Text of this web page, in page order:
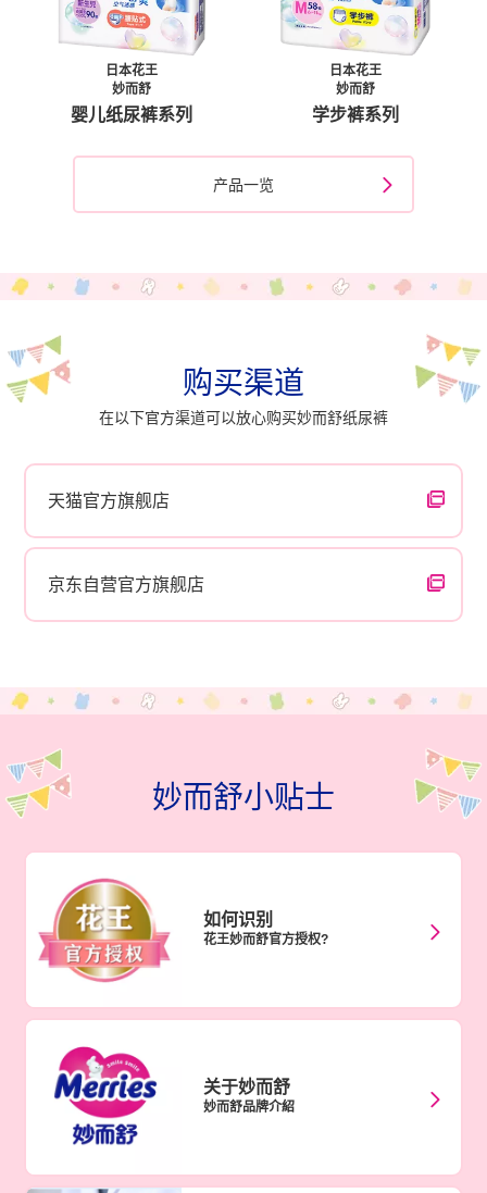
日本花王
妙而舒
婴儿纸尿裤系列
日本花王
妙而舒
学步裤系列
产品⼀览
购买渠道
在以下官方渠道可以放心购买妙而舒纸尿裤
天猫官方旗舰店
京东自营官方旗舰店
妙而舒小贴士
如何识别
花王妙⽽舒官⽅授权?
关于妙⽽舒
妙⽽舒品牌介紹